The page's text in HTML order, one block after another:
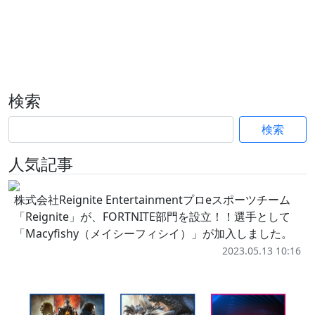
検索
検索
人気記事
株式会社Reignite Entertainmentプロeスポーツチーム
「Reignite」が、FORTNITE部門を設立！！選手として
「Macyfishy（メイシーフィシイ）」が加入しました。
2023.05.13 10:16